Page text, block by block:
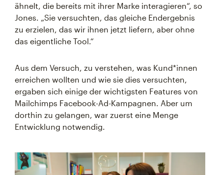
ähnelt, die bereits mit ihrer Marke interagieren“, so
Jones. „Sie versuchten, das gleiche Endergebnis
zu erzielen, das wir ihnen jetzt liefern, aber ohne
das eigentliche Tool.“
Aus dem Versuch, zu verstehen, was Kund*innen
erreichen wollten und wie sie dies versuchten,
ergaben sich einige der wichtigsten Features von
Mailchimps Facebook-Ad-Kampagnen. Aber um
dorthin zu gelangen, war zuerst eine Menge
Entwicklung notwendig.